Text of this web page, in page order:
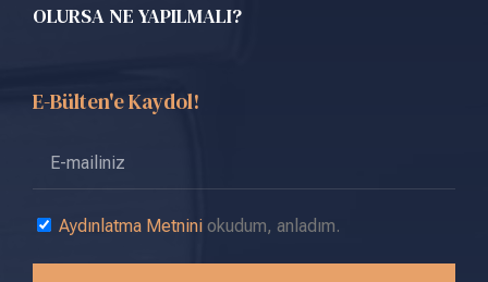
OLURSA NE YAPILMALI?
E-Bülten'e Kaydol!
Aydınlatma Metnini okudum, anladım.